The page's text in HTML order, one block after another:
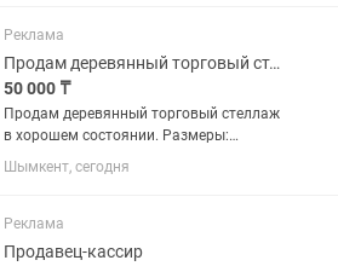
устанавливаться на любую...
Реклама
Продам деревянный торговый стеллаж в хорошем состоянии.
50 000 ₸
Продам деревянный торговый стеллаж
в хорошем состоянии. Размеры:
Высота — 2,5 м Длина — 3 м Ширина —
магазина, минимаркета,...
Шымкент, сегодня
Реклама
Продавец-кассир